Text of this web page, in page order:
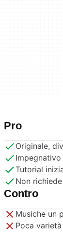
Pro
Originale,
Impegnativo
Tutorial
Non
Contro
Musiche un
Poca